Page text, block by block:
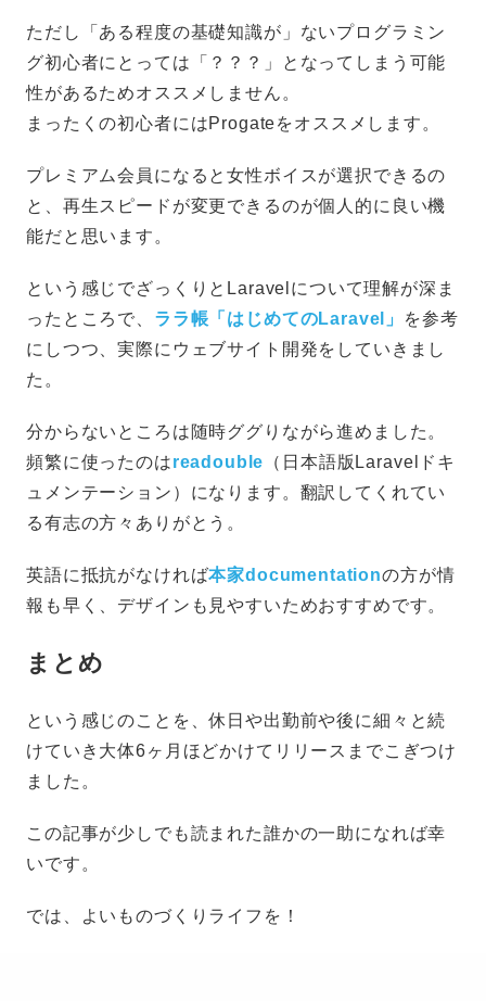
ただし「ある程度の基礎知識が」ないプログラミン
グ初心者にとっては「？？？」となってしまう可能
性があるためオススメしません。
まったくの初心者にはProgateをオススメします。
プレミアム会員になると女性ボイスが選択できるの
と、再生スピードが変更できるのが個人的に良い機
能だと思います。
という感じでざっくりとLaravelについて理解が深ま
ったところで、 ララ帳「はじめてのLaravel」
を参考
にしつつ、実際にウェブサイト開発をしていきまし
た。
分からないところは随時ググりながら進めました。
頻繁に使ったのはreadouble （日本語版Laravelドキ
ュメンテーション）になります。翻訳してくれてい
る有志の方々ありがとう。
英語に抵抗がなければ本家documentationの方が情
報も早く、デザインも見やすいためおすすめです。
まとめ
という感じのことを、休日や出勤前や後に細々と続
けていき大体6ヶ月ほどかけてリリースまでこぎつけ
ました。
この記事が少しでも読まれた誰かの一助になれば幸
いです。
では、よいものづくりライフを！